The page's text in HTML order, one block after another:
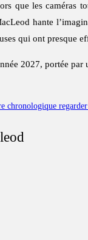
que les caméras
hante
qui ont presque
2027, portée
chronologique regarder